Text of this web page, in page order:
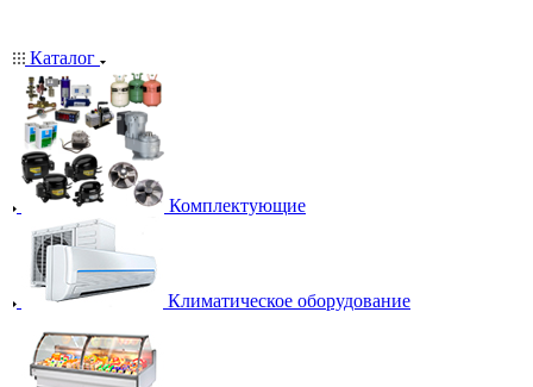
Каталог
Комплектующие
Климатическое оборудование